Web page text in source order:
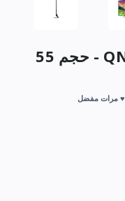
شاشة تلفاز كيونيد QNED 81 - حجم 55
♥ مرات مفضل